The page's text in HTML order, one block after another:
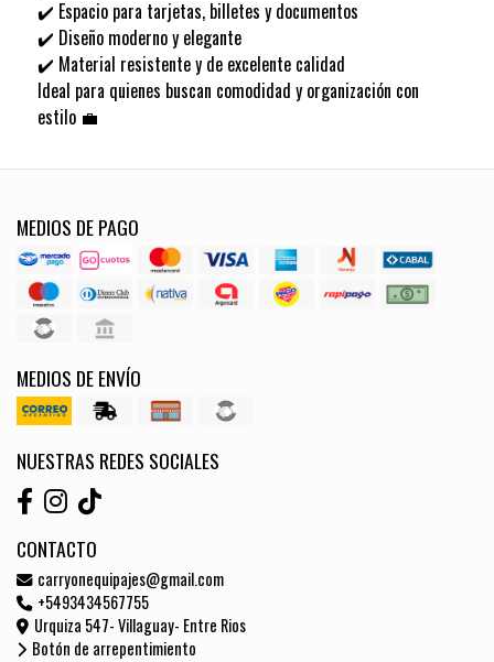
✔️ Espacio para tarjetas, billetes y documentos
✔️ Diseño moderno y elegante
✔️ Material resistente y de excelente calidad
Ideal para quienes buscan comodidad y organización con
estilo 💼
MEDIOS DE PAGO
MEDIOS DE ENVÍO
NUESTRAS REDES SOCIALES
CONTACTO
carryonequipajes@gmail.com
+5493434567755
Urquiza 547- Villaguay- Entre Rios
Botón de arrepentimiento